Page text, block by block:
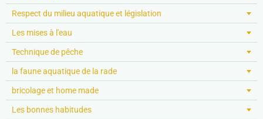
Respect du milieu aquatique et législation
Les mises à l'eau
Technique de pêche
la faune aquatique de la rade
bricolage et home made
Les bonnes habitudes